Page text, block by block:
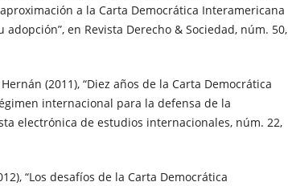
a la Carta Democrática Interamericana
adopción”, en Revista Derecho & Sociedad, núm. 50,
Hernán (2011), “Diez años de la Carta Democrática
internacional para la defensa de la
electrónica de estudios internacionales, núm. 22,
“Los desafíos de la Carta Democrática